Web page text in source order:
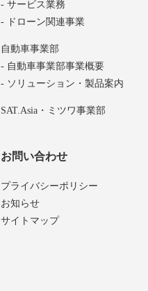
- サービス業務
- ドローン関連事業
自動車事業部
- 自動車事業部事業概要
- ソリューション・製品案内
SAT.Asia・ミツワ事業部
お問い合わせ
プライバシーポリシー
お知らせ
サイトマップ